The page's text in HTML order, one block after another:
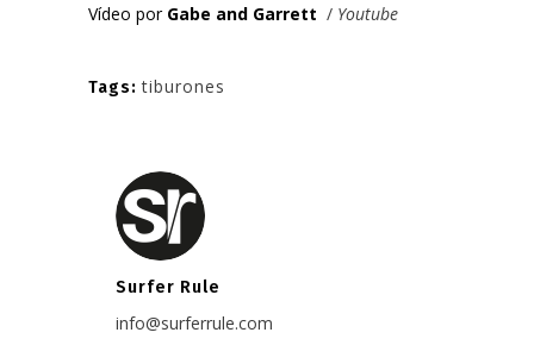
Vídeo por Gabe and Garrett / Youtube
Tags: tiburones
Surfer Rule
info@surferrule.com